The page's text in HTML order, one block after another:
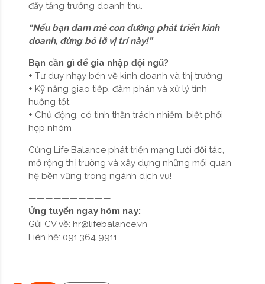
đẩy tăng trưởng doanh thu.
“Nếu bạn đam mê con đường phát triển kinh
doanh, đừng bỏ lỡ vị trí này!”
Bạn cần gì để gia nhập đội ngũ?
+ Tư duy nhạy bén về kinh doanh và thị trường
+ Kỹ năng giao tiếp, đàm phán và xử lý tình
huống tốt
+ Chủ động, có tinh thần trách nhiệm, biết phối
hợp nhóm
Cùng Life Balance phát triển mạng lưới đối tác,
mở rộng thị trường và xây dựng những mối quan
hệ bền vững trong ngành dịch vụ!
——————————
Ứng tuyển ngay hôm nay:
Gửi CV về: hr@lifebalance.vn
Liên hệ: 091 364 9911